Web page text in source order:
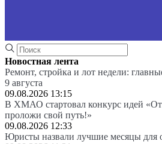
Новостная лента
Ремонт, стройка и лот недели:
9 августа
09.08.2026 13:15
В ХМАО стартовал конкурс идей
проложи свой путь!»
09.08.2026 12:33
Юристы назвали лучшие месяцы для